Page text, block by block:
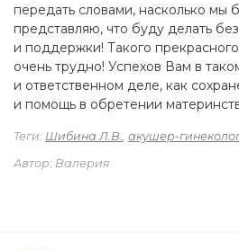
передать словами, насколько мы
представляю, что буду делать
и поддержки! Такого
очень трудно! Успехов Вам в
и ответственном деле, как
и помощь в обретении
Теги: Шибина Л.В., акушер-
Автор: Валерия